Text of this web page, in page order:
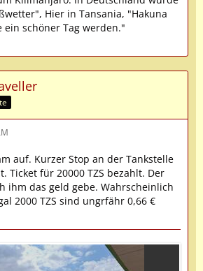
Hier in Tansania, "Hakuna
ein schöner Tag werden."
auf. Kurzer Stop an der Tankstelle
Ticket für 20000 TZS bezahlt. Der
ihm das geld gebe. Wahrscheinlich
2000 TZS sind ungrfähr 0,66 €